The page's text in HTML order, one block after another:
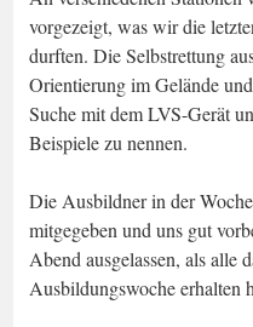
vorgezeigt, was wir die
durften. Die Selbstrettung
Orientierung im Gelände
Suche mit dem LVS-Gerät
Beispiele zu nennen.
Die Ausbildner in der
mitgegeben und uns gut
Abend ausgelassen, als alle
Ausbildungswoche erhalten